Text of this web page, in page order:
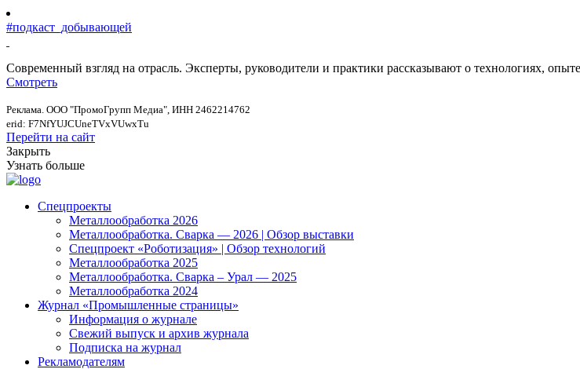
#подкаст_добывающей
Современный взгляд на отрасль. Эксперты, руководители и практики рассказывают о технологиях,
Смотреть
Реклама. ООО "ПромоГрупп Медиа", ИНН 2462214762
erid: F7NfYUJCUneTVxVUwxTu
Перейти на сайт
Закрыть
Узнать больше
Спецпроекты
Металлообработка 2026
Металлообработка. Сварка — 2026 | Обзор выставки
Спецпроект «Роботизация» | Обзор технологий
Металлообработка 2025
Металлообработка. Сварка – Урал — 2025
Металлообработка 2024
Журнал «Промышленные страницы»
Информация о журнале
Свежий выпуск и архив журнала
Подписка на журнал
Рекламодателям